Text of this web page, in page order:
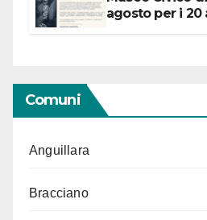
agosto per i
Comuni
Anguillara
Bracciano